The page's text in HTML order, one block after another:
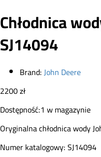
Chłodnica
SJ14094
Brand:John Deere
2200zł
Dostępność:1 w magazynie
Oryginalna chłodnica wody
Numer katalogowy: SJ14094